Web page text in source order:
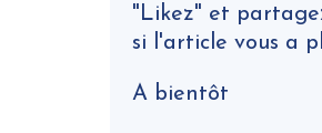
"Likez" et
si l'article vous a
A bientôt